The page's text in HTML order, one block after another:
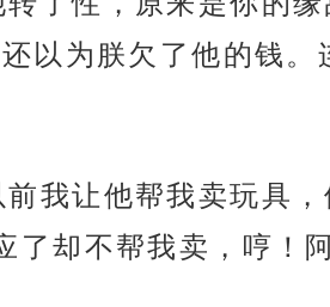
以为朕欠了他的钱。
我让他帮我卖玩具
了却不帮我卖，哼！